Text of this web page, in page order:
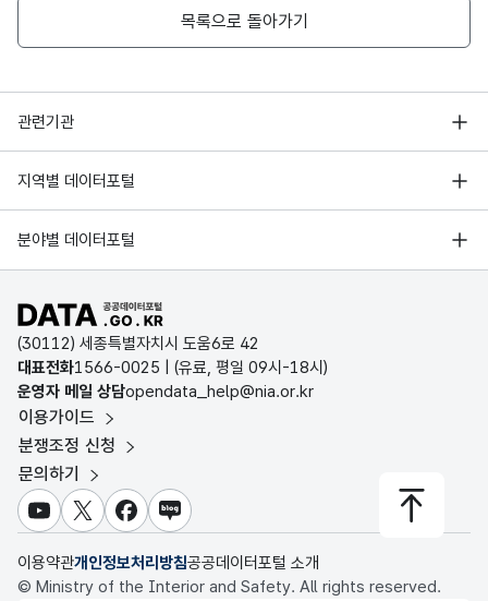
목록으로 돌아가기
관련기관
행정안전부
한국지능정보사회진흥원
국가정보자원관리원
지역별 데이터포털
서울 열린데이터광장
경기데이터드림
D-데이터허브
인천데이터포털
울산광역시 데이터포털
전남광주통합특별시 빅데이터 플랫폼
대전광역시 데이터포털
세종특별자치시 데이터포털
충청북도 데이터허브
분야별 데이터포털
기상자료개방포털
국토교통부 공간정보오픈플랫폼
환경부 환경데이터포털
문화데이터광장
농림축산식품 공공데이터포털
보건의료빅데이터개방시스템
식품의약품안전처 데이터포털
교육통계서비스
공공데이터포털 바로가기
(30112) 세종특별자치시 도움6로 42
대표전화1566-0025 | (유료, 평일 09시-18시)
운영자 메일 상담opendata_help@nia.or.kr
이용가이드
분쟁조정 신청
문의하기
유튜브X 페이스북
블로그
이용약관개인정보처리방침공공데이터포털 소개
© Ministry of the Interior and Safety. All rights reserved.